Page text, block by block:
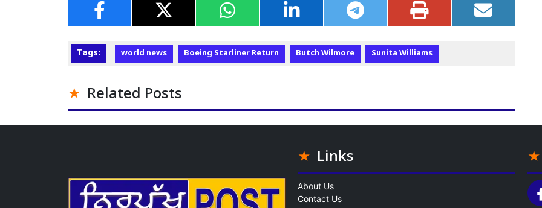
Tags: world news Boeing Starliner Return Butch Wilmore Sunita Williams
Related Posts
Links
About Us
Contact Us